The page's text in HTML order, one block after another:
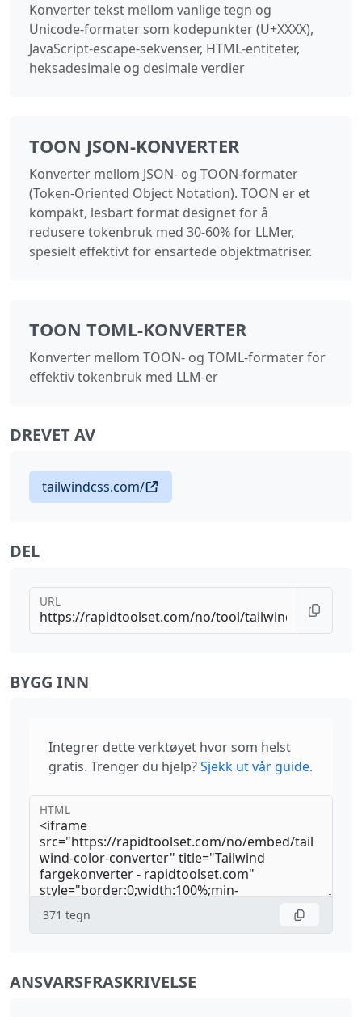
Konverter tekst mellom vanlige tegn og
Unicode-formater som kodepunkter (U+XXXX),
JavaScript-escape-sekvenser, HTML-entiteter,
heksadesimale og desimale verdier
TOON JSON-KONVERTER
Konverter mellom JSON- og TOON-formater
(Token-Oriented Object Notation). TOON er et
kompakt, lesbart format designet for å
redusere tokenbruk med 30-60% for LLMer,
spesielt effektivt for ensartede objektmatriser.
TOON TOML-KONVERTER
Konverter mellom TOON- og TOML-formater for
effektiv tokenbruk med LLM-er
DREVET AV
tailwindcss.com/
DEL
URL
BYGG INN
Integrer dette verktøyet hvor som helst
gratis. Trenger du hjelp?Sjekk ut vår guide.
HTML
371 tegn
ANSVARSFRASKRIVELSE